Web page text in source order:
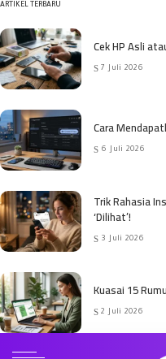
ARTIKEL TERBARU
Cek HP Asli
7 Juli 2026
Cara
6 Juli 2026
Trik Rahasia
‘Dilihat’!
3 Juli 2026
Kuasai 15
2 Juli 2026